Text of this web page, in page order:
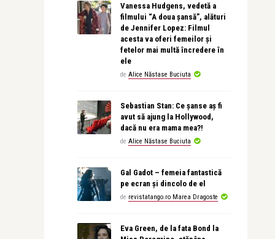
Vanessa Hudgens, vedetă a
filmului “A doua șansă”, alături
de Jennifer Lopez: Filmul
acesta va oferi femeilor și
fetelor mai multă încredere în
ele
de Alice Năstase Buciuta
Sebastian Stan: Ce șanse aș fi
avut să ajung la Hollywood,
dacă nu era mama mea?!
de Alice Năstase Buciuta
Gal Gadot – femeia fantastică
pe ecran și dincolo de el
de revistatango.ro Marea Dragoste
Eva Green, de la fata Bond la